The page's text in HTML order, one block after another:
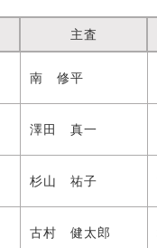
主査
南 修平
澤田 真一
杉山 祐子
古村 健太郎